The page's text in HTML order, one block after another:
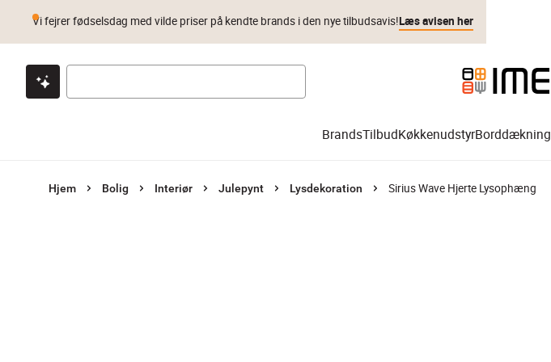
Klik & hent Byt i 1 år Prismatch
Vi fejrer fødselsdag med vilde priser på kendte brands i den nye tilbudsavis!Læs avisen her
BrandsTilbudKøkkenudstyrBorddækning
Hjem Bolig Interiør Julepynt Lysdekoration Sirius Wave Hjerte Lysophæng